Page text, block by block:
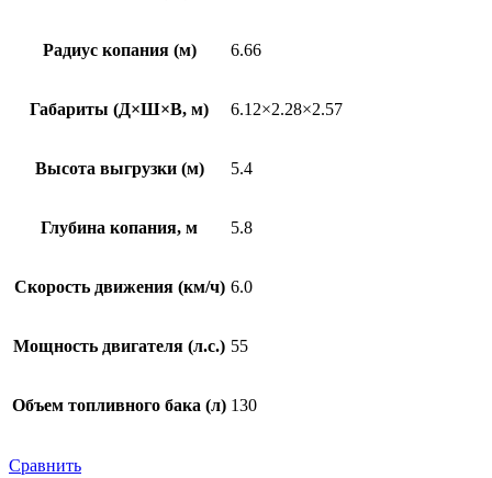
Радиус копания (м) 6.66
Габариты (Д×Ш×В, м) 6.12×2.28×2.57
Высота выгрузки (м) 5.4
Глубина копания, м 5.8
Скорость движения (км/ч) 6.0
Мощность двигателя (л.с.) 55
Объем топливного бака (л) 130
Сравнить